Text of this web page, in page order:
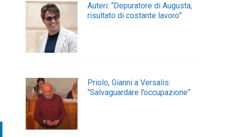
Auteri: “Depuratore di Augusta,
risultato di costante lavoro”
Priolo, Gianni a Versalis:
“Salvaguardare l’occupazione”